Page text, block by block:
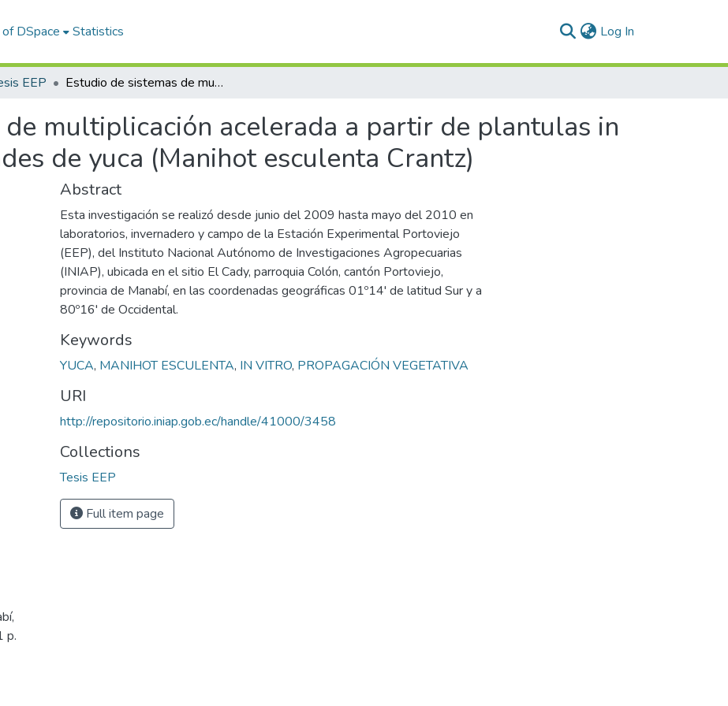
DSpace Statistics Log In
EEP Estudio de sistemas de multiplicación acelerada a partir de plantulas in vitro en tres variedades de yuca (Manihot esculenta Crantz)
de multiplicación acelerada a partir de plantulas in
de yuca (Manihot esculenta Crantz)
p.
Abstract
Esta investigación se realizó desde junio del 2009 hasta mayo del 2010 en
laboratorios, invernadero y campo de la Estación Experimental Portoviejo
(EEP), del Instituto Nacional Autónomo de Investigaciones Agropecuarias
(INIAP), ubicada en el sitio El Cady, parroquia Colón, cantón Portoviejo,
provincia de Manabí, en las coordenadas geográficas 01º14' de latitud Sur y a
80º16' de Occidental.
Keywords
YUCA, MANIHOT ESCULENTA, IN VITRO, PROPAGACIÓN VEGETATIVA
URI
http://repositorio.iniap.gob.ec/handle/41000/3458
Collections
Tesis EEP
Full item page